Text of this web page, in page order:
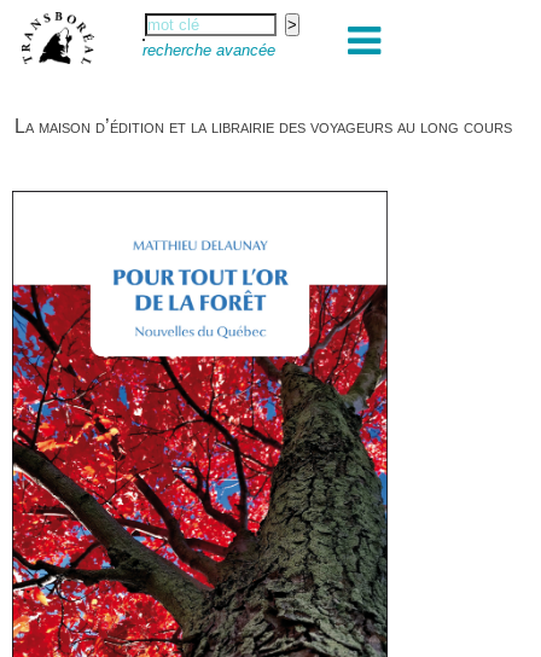
recherche avancée
La maison d’édition et la librairie des voyageurs au long cours